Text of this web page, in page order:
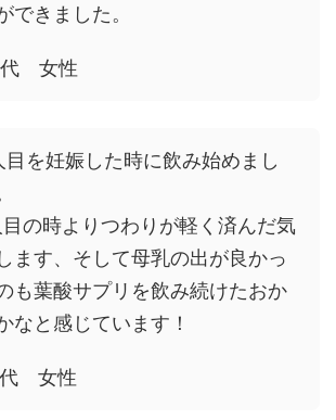
できました。
女性
目を妊娠した時に飲み始めまし
目の時よりつわりが軽く済んだ気
ます、そして母乳の出が良かっ
も葉酸サプリを飲み続けたおか
なと感じています！
女性